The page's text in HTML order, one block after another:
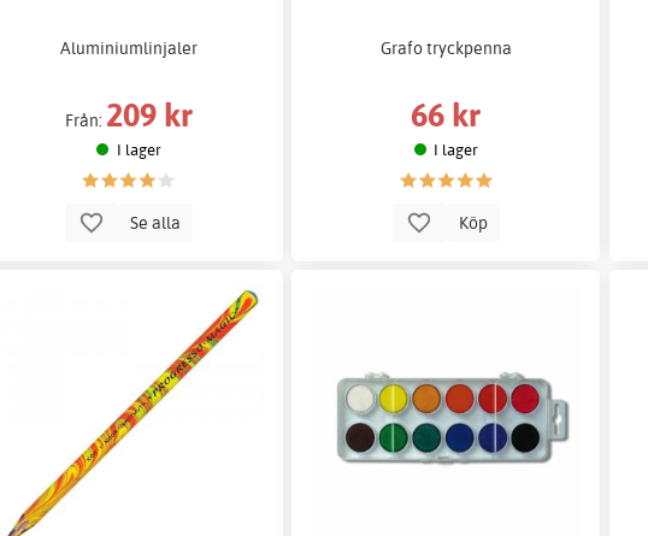
Aluminiumlinjaler
Från: 209 kr
I lager
Se alla
Grafo tryckpenna
66 kr
I lager
Köp